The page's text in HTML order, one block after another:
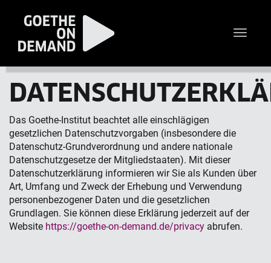
Toggle
Das Goethe-Institut beachtet alle einschlägigen
gesetzlichen Datenschutzvorgaben (insbesondere die
Datenschutz-Grundverordnung und andere nationale
Datenschutzgesetze der Mitgliedstaaten). Mit dieser
Datenschutzerklärung informieren wir Sie als Kunden über
Art, Umfang und Zweck der Erhebung und Verwendung
personenbezogener Daten und die gesetzlichen
Grundlagen. Sie können diese Erklärung jederzeit auf der
Website https://goethe-on-demand.de/privacy abrufen.